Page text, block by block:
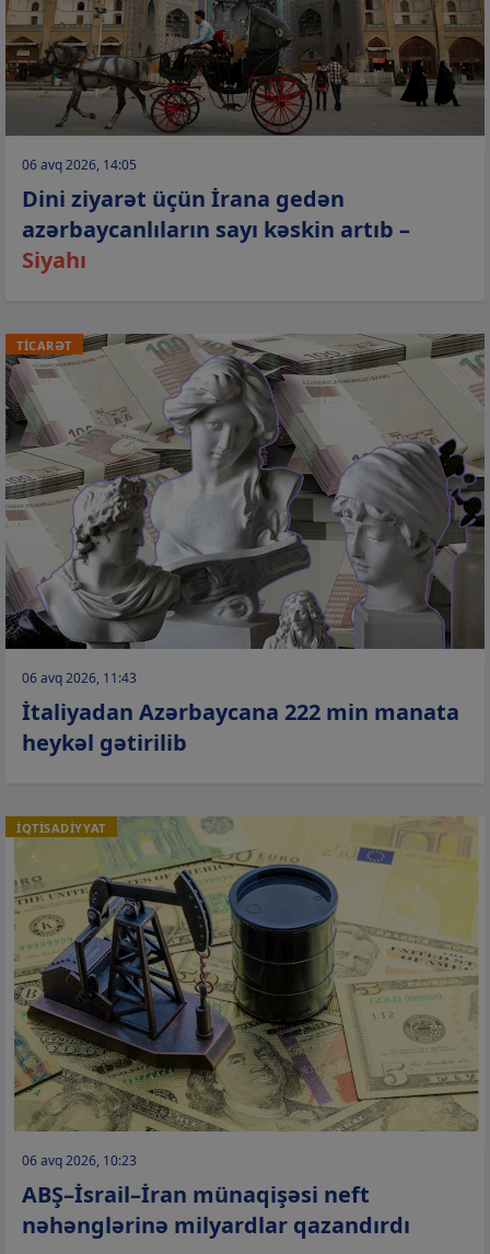
06 avq 2026, 14:05
Dini ziyarət üçün İrana gedən
azərbaycanlıların sayı kəskin artıb –
Siyahı
TİCARƏT
06 avq 2026, 11:43
İtaliyadan Azərbaycana 222 min manata
heykəl gətirilib
İQTİSADİYYAT
06 avq 2026, 10:23
ABŞ–İsrail–İran münaqişəsi neft
nəhənglərinə milyardlar qazandırdı